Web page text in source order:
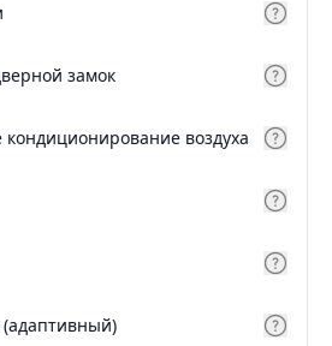
замок
кондиционирование воздуха
(адаптивный)